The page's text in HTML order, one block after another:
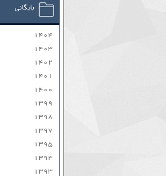
بایگانی
۱۴۰۴
۱۴۰۳
۱۴۰۲
۱۴۰۱
۱۴۰۰
۱۳۹۹
۱۳۹۸
۱۳۹۷
۱۳۹۵
۱۳۹۴
۱۳۹۳